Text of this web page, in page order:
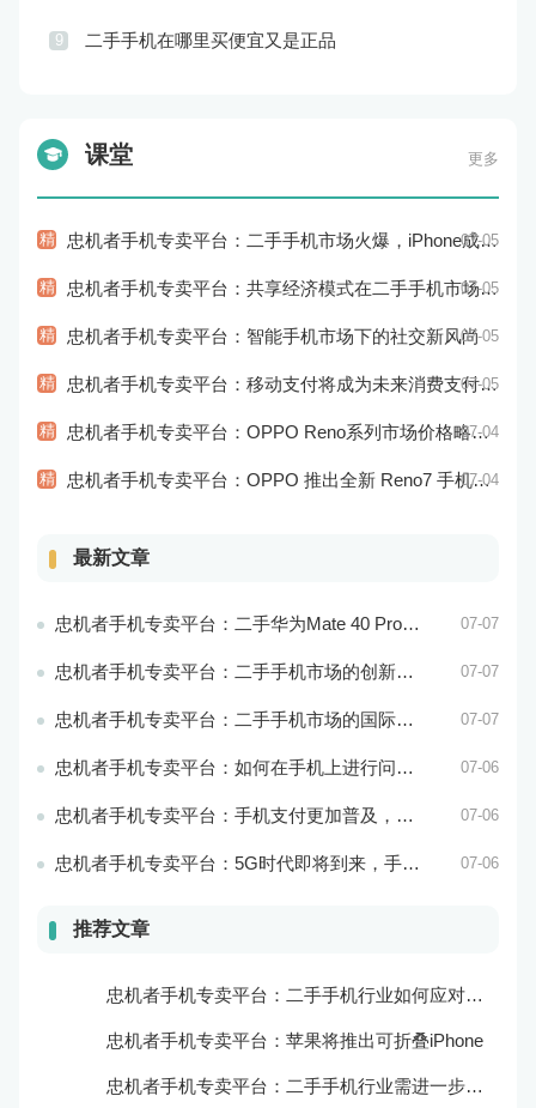
9 二手手机在哪里买便宜又是正品
课堂 更多
精 忠机者手机专卖平台：二手手机市场火爆，iPhone成为最受欢迎的品牌07-05
精 忠机者手机专卖平台：共享经济模式在二手手机市场的应用和探索07-05
精 忠机者手机专卖平台：智能手机市场下的社交新风尚07-05
精 忠机者手机专卖平台：移动支付将成为未来消费支付的主流方式07-05
精 忠机者手机专卖平台：OPPO Reno系列市场价格略有回升07-04
精 忠机者手机专卖平台：OPPO 推出全新 Reno7 手机，搭载高端配置07-04
最新文章
忠机者手机专卖平台：二手华为Mate 40 Pro市场价格持续波动 07-07
忠机者手机专卖平台：二手手机市场的创新发展和科技引领 07-07
忠机者手机专卖平台：二手手机市场的国际化发展和拓展海外市场 07-07
忠机者手机专卖平台：如何在手机上进行问卷调查？ 07-06
忠机者手机专卖平台：手机支付更加普及，移动支付将成为主流 07-06
忠机者手机专卖平台：5G时代即将到来，手机市场面临新机遇与挑战 07-06
推荐文章
忠机者手机专卖平台：二手手机行业如何应对新消费升级的趋势
忠机者手机专卖平台：苹果将推出可折叠iPhone
忠机者手机专卖平台：二手手机行业需进一步扩大市场份额